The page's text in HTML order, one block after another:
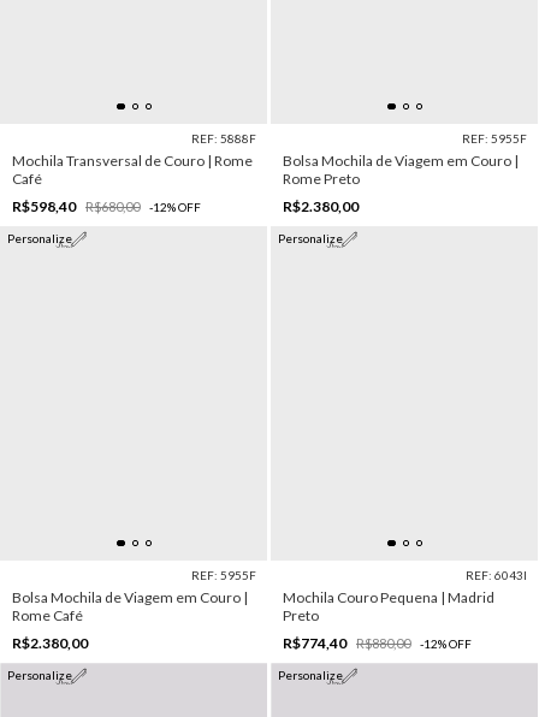
REF: 5888F
Mochila Transversal de Couro | Rome
Café
R$598,40
R$680,00 -12%OFF
REF: 5955F
Bolsa Mochila de Viagem em Couro |
Rome Preto
R$2.380,00
Personalize
REF: 5955F
Bolsa Mochila de Viagem em Couro |
Rome Café
R$2.380,00
Personalize
REF: 6043I
Mochila Couro Pequena | Madrid
Preto
R$774,40
R$880,00 -12%OFF
Personalize Personalize